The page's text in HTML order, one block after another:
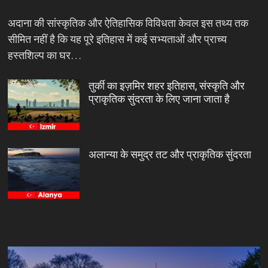
अदाना की सांस्कृतिक और ऐतिहासिक विविधता केवल इस तथ्य तक
सीमित नहीं है कि यह पूरे इतिहास में कई सभ्यताओं और प्राच्य
हस्तशिल्प का घर…
तुर्की का इज़मिर शहर इतिहास, संस्कृति और
प्राकृतिक सुंदरता के लिए जाना जाता है
अलान्या के समुद्र तट और प्राकृतिक सुंदरता